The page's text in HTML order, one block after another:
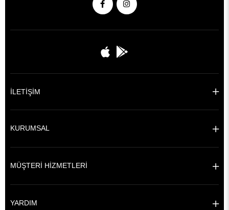
İLETİŞİM
KURUMSAL
MÜŞTERİ HİZMETLERİ
YARDIM